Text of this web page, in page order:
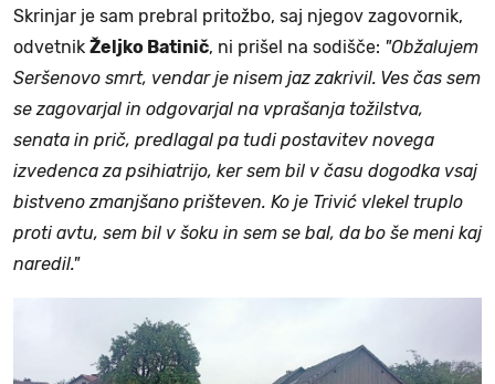
Skrinjar je sam prebral pritožbo, saj njegov zagovornik,
odvetnik Željko Batinič, ni prišel na sodišče: "Obžalujem
Seršenovo smrt, vendar je nisem jaz zakrivil. Ves čas sem
se zagovarjal in odgovarjal na vprašanja tožilstva,
senata in prič, predlagal pa tudi postavitev novega
izvedenca za psihiatrijo, ker sem bil v času dogodka vsaj
bistveno zmanjšano prišteven. Ko je Trivić vlekel truplo
proti avtu, sem bil v šoku in sem se bal, da bo še meni kaj
naredil."